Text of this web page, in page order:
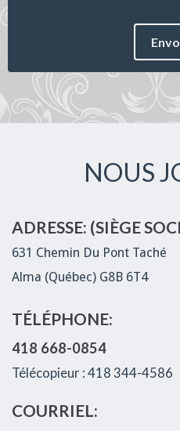
NOUS
ADRESSE: (SIÈGE
631 Chemin Du Pont Taché
Alma (Québec) G8B 6T4
TÉLÉPHONE:
418 668-0854
Télécopieur : 418 344-4586
COURRIEL: